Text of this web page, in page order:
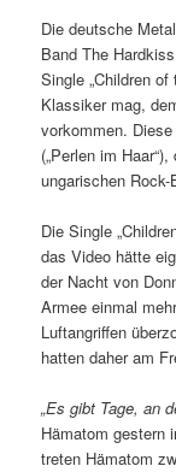
Die deutsche
Band The
Single „Children
Klassiker mag,
vorkommen.
(„Perlen im
ungarischen Rock-
Die Single
das Video hätte
der Nacht von
Armee einmal
Luftangriffen
hatten daher am
„Es gibt Tage, an
Hämatom gestern
treten Hämatom